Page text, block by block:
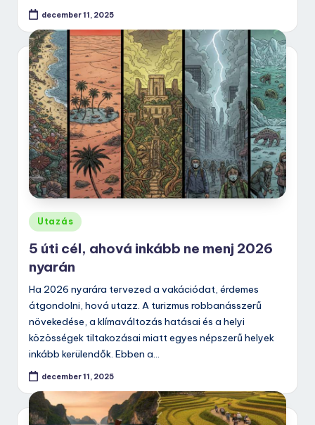
december 11, 2025
Posted
in
Utazás
5 úti cél, ahová inkább ne menj 2026
nyarán
Ha 2026 nyarára tervezed a vakációdat, érdemes
átgondolni, hová utazz. A turizmus robbanásszerű
növekedése, a klímaváltozás hatásai és a helyi
közösségek tiltakozásai miatt egyes népszerű helyek
inkább kerülendők. Ebben a…
december 11, 2025